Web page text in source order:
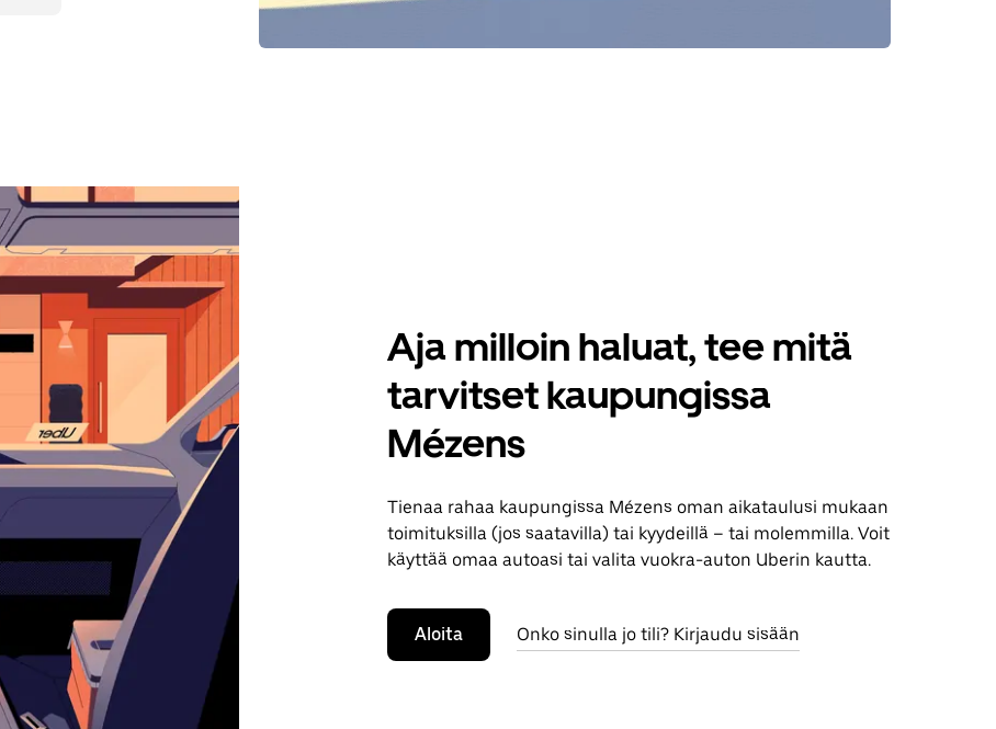
Aja milloin haluat, tee mitä
tarvitset kaupungissa
Mézens
Tienaa rahaa kaupungissa Mézens oman aikataulusi mukaan
toimituksilla (jos saatavilla) tai kyydeillä – tai molemmilla. Voit
käyttää omaa autoasi tai valita vuokra-auton Uberin kautta.
Aloita Onko sinulla jo tili? Kirjaudu sisään